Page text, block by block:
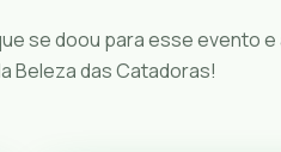
se doou para esse evento
Beleza das Catadoras!